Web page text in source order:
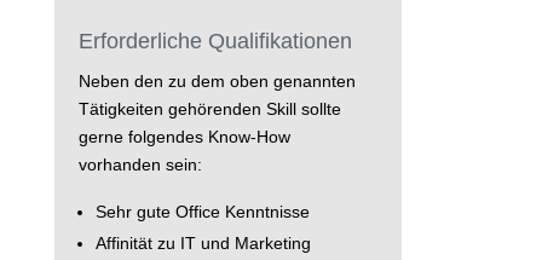
Erforderliche Qualifikationen
Neben den zu dem oben genannten
Tätigkeiten gehörenden Skill sollte
gerne folgendes Know-How
vorhanden sein:
Sehr gute Office Kenntnisse
Affinität zu IT und Marketing